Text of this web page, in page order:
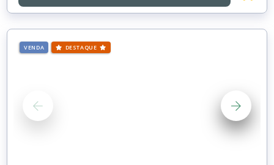
VENDA DESTAQUE